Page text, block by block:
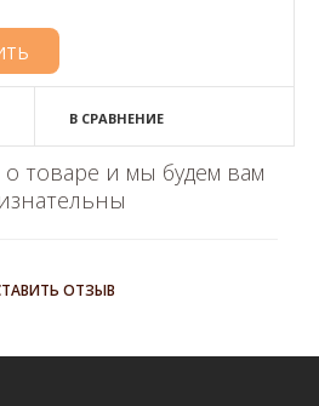
В СРАВНЕНИЕ
товаре и мы будем вам
ОТЗЫВ